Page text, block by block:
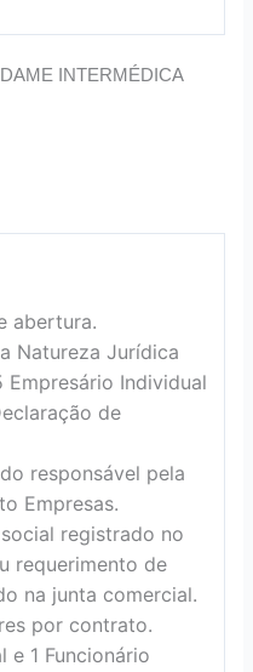
INTERMÉDICA
abertura.
Natureza Jurídica
Empresário Individual
de
responsável pela
Empresas.
registrado no
requerimento de
na junta comercial.
por contrato.
e 1 Funcionário